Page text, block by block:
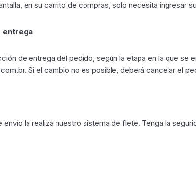
en su carrito de compras, solo necesita
entrega
de entrega del pedido, según la etapa en la que
Si el cambio no es posible, deberá cancelar el
la realiza nuestro sistema de flete. Tenga la